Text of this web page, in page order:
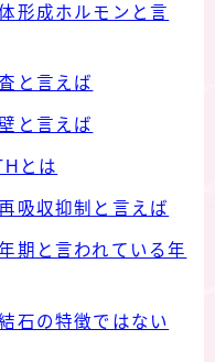
形成ホルモンと言
と言えば
と言えば
とは
吸収抑制と言えば
期と言われている年
石の特徴ではない